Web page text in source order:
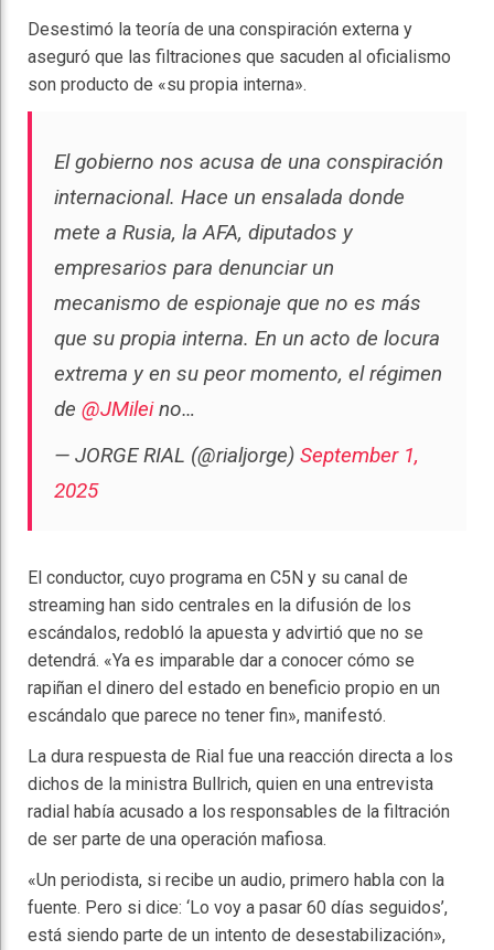
Desestimó la teoría de una conspiración externa y
aseguró que las filtraciones que sacuden al oficialismo
son producto de «su propia interna».
El gobierno nos acusa de una conspiración
internacional. Hace un ensalada donde
mete a Rusia, la AFA, diputados y
empresarios para denunciar un
mecanismo de espionaje que no es más
que su propia interna. En un acto de locura
extrema y en su peor momento, el régimen
de @JMileino…
— JORGE RIAL (@rialjorge) September 1,
2025
El conductor, cuyo programa en C5N y su canal de
streaming han sido centrales en la difusión de los
escándalos, redobló la apuesta y advirtió que no se
detendrá. «Ya es imparable dar a conocer cómo se
rapiñan el dinero del estado en beneficio propio en un
escándalo que parece no tener fin», manifestó.
La dura respuesta de Rial fue una reacción directa a los
dichos de la ministra Bullrich, quien en una entrevista
radial había acusado a los responsables de la filtración
de ser parte de una operación mafiosa.
«Un periodista, si recibe un audio, primero habla con la
fuente. Pero si dice: ‘Lo voy a pasar 60 días seguidos’,
está siendo parte de un intento de desestabilización»,